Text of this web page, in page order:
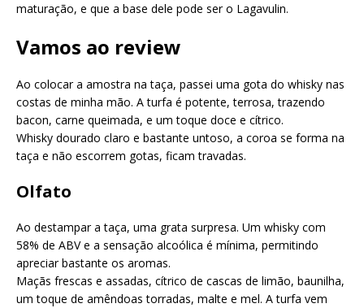
maturação, e que a base dele pode ser o Lagavulin.
Vamos ao review
Ao colocar a amostra na taça, passei uma gota do whisky nas
costas de minha mão. A turfa é potente, terrosa, trazendo
bacon, carne queimada, e um toque doce e cítrico.
Whisky dourado claro e bastante untoso, a coroa se forma na
taça e não escorrem gotas, ficam travadas.
Olfato
Ao destampar a taça, uma grata surpresa. Um whisky com
58% de ABV e a sensação alcoólica é mínima, permitindo
apreciar bastante os aromas.
Maçãs frescas e assadas, cítrico de cascas de limão, baunilha,
um toque de amêndoas torradas, malte e mel. A turfa vem